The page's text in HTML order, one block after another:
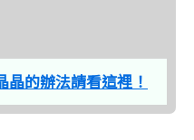
的辦法請看這裡！